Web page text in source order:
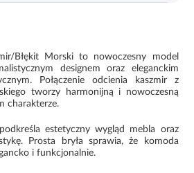
Błękit Morski to nowoczesny model
designem oraz eleganckim
Połączenie odcienia kaszmir z
tworzy harmonijną i nowoczesną
charakterze.
estetyczny wygląd mebla oraz
Prosta bryła sprawia, że komoda
i funkcjonalnie.